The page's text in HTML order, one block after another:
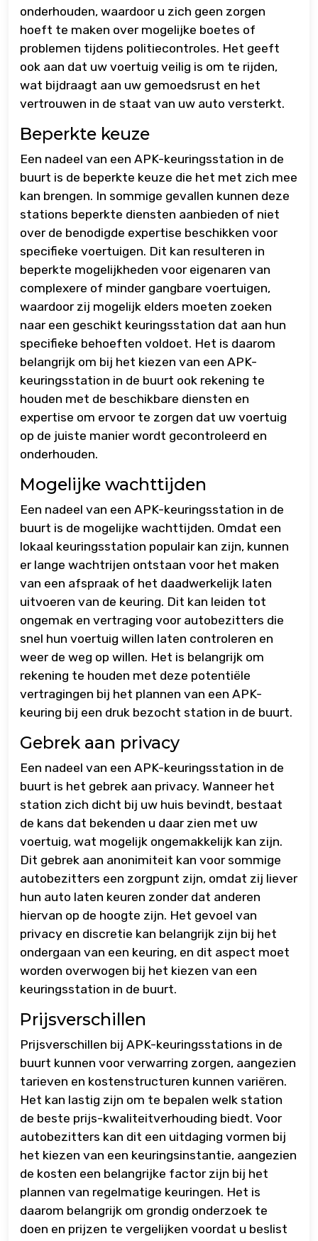
onderhouden, waardoor u zich geen zorgen
hoeft te maken over mogelijke boetes of
problemen tijdens politiecontroles. Het geeft
ook aan dat uw voertuig veilig is om te rijden,
wat bijdraagt aan uw gemoedsrust en het
vertrouwen in de staat van uw auto versterkt.
Beperkte keuze
Een nadeel van een APK-keuringsstation in de
buurt is de beperkte keuze die het met zich mee
kan brengen. In sommige gevallen kunnen deze
stations beperkte diensten aanbieden of niet
over de benodigde expertise beschikken voor
specifieke voertuigen. Dit kan resulteren in
beperkte mogelijkheden voor eigenaren van
complexere of minder gangbare voertuigen,
waardoor zij mogelijk elders moeten zoeken
naar een geschikt keuringsstation dat aan hun
specifieke behoeften voldoet. Het is daarom
belangrijk om bij het kiezen van een APK-
keuringsstation in de buurt ook rekening te
houden met de beschikbare diensten en
expertise om ervoor te zorgen dat uw voertuig
op de juiste manier wordt gecontroleerd en
onderhouden.
Mogelijke wachttijden
Een nadeel van een APK-keuringsstation in de
buurt is de mogelijke wachttijden. Omdat een
lokaal keuringsstation populair kan zijn, kunnen
er lange wachtrijen ontstaan voor het maken
van een afspraak of het daadwerkelijk laten
uitvoeren van de keuring. Dit kan leiden tot
ongemak en vertraging voor autobezitters die
snel hun voertuig willen laten controleren en
weer de weg op willen. Het is belangrijk om
rekening te houden met deze potentiële
vertragingen bij het plannen van een APK-
keuring bij een druk bezocht station in de buurt.
Gebrek aan privacy
Een nadeel van een APK-keuringsstation in de
buurt is het gebrek aan privacy. Wanneer het
station zich dicht bij uw huis bevindt, bestaat
de kans dat bekenden u daar zien met uw
voertuig, wat mogelijk ongemakkelijk kan zijn.
Dit gebrek aan anonimiteit kan voor sommige
autobezitters een zorgpunt zijn, omdat zij liever
hun auto laten keuren zonder dat anderen
hiervan op de hoogte zijn. Het gevoel van
privacy en discretie kan belangrijk zijn bij het
ondergaan van een keuring, en dit aspect moet
worden overwogen bij het kiezen van een
keuringsstation in de buurt.
Prijsverschillen
Prijsverschillen bij APK-keuringsstations in de
buurt kunnen voor verwarring zorgen, aangezien
tarieven en kostenstructuren kunnen variëren.
Het kan lastig zijn om te bepalen welk station
de beste prijs-kwaliteitverhouding biedt. Voor
autobezitters kan dit een uitdaging vormen bij
het kiezen van een keuringsinstantie, aangezien
de kosten een belangrijke factor zijn bij het
plannen van regelmatige keuringen. Het is
daarom belangrijk om grondig onderzoek te
doen en prijzen te vergelijken voordat u beslist